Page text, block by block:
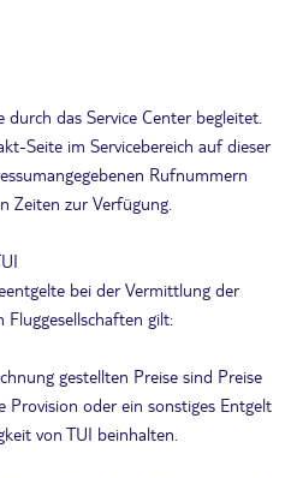
das Service Center begleitet.
Seite im Servicebereich auf dieser
Rufnummern
Zeiten zur Verfügung.
bei der Vermittlung der
Fluggesellschaften gilt:
gestellten Preise sind Preise
Provision oder ein sonstiges Entgelt
von TUI beinhalten.